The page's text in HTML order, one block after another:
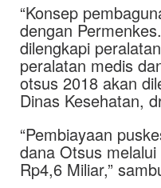
“Konsep
dengan
dilengkapi
peralatan medis
otsus 2018 akan
Dinas Kesehatan,
“Pembiayaan
dana Otsus
Rp4,6 Miliar,”